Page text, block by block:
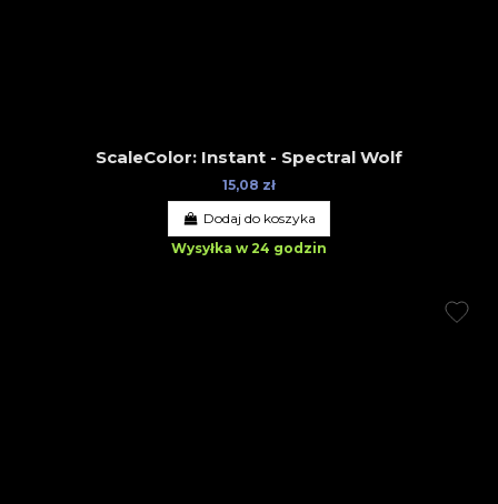
ScaleColor: Instant - Spectral Wolf
15,08 zł
Dodaj do koszyka
Wysyłka w 24 godzin